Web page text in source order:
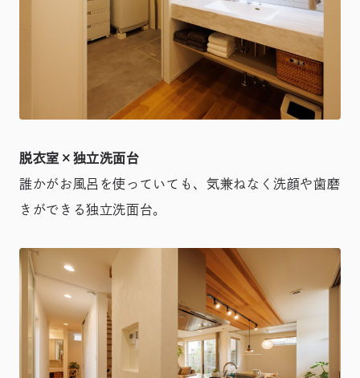
脱衣室×独立洗面台
誰かがお風呂を使っていても、気兼ねなく洗顔や歯磨
きができる独立洗面台。